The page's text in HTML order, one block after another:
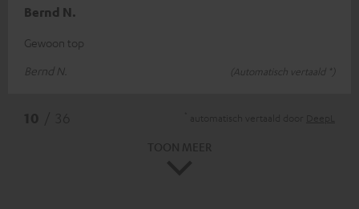
Bernd N.
Gewoon top
Bernd N.
(Automatisch vertaald *)